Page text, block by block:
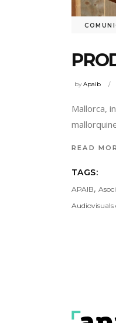
byApaib
Mallorca,
READ
TAGS:
APAIB,
Audiovisuals